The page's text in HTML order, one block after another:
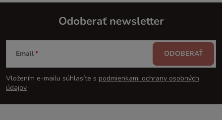
Z
á
p
Odoberať newsletter
Email
Vložením e-mailu súhlasíte s podmienkami ochrany osobných
údajov
ODOBERAŤ